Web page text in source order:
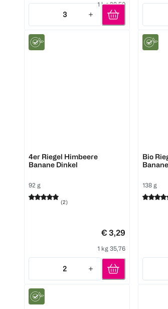
1 kg 29,50
3
Quantity: 3
4er Riegel Himbeere
Banane Dinkel
92 g
(2)
€ 3,29
1 kg 35,76
2
Quantity: 2
Bio
138 g